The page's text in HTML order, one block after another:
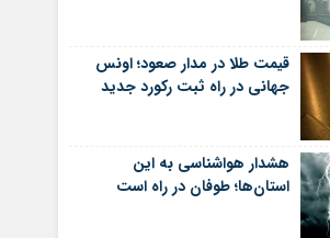
قیمت طلا در مدار صعود؛ اونس
جهانی در راه ثبت رکورد جدید
هشدار هواشناسی به این
استان‌ها؛ طوفان در راه است